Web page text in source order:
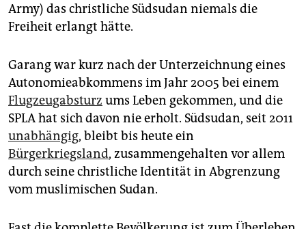
Army) das christliche Südsudan niemals die
Freiheit erlangt hätte.
Garang war kurz nach der Unterzeichnung eines
Autonomieabkommens im Jahr 2005 bei einem
Flugzeugabsturz ums Leben gekommen, und die
SPLA hat sich davon nie erholt. Südsudan, seit 2011
unabhängig, bleibt bis heute ein
Bürgerkriegsland, zusammengehalten vor allem
durch seine christliche Identität in Abgrenzung
vom muslimischen Sudan.